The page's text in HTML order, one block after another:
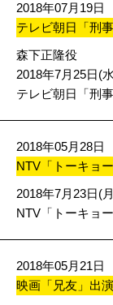
2018年07月19日
テレビ朝日「刑
森下正隆役
2018年7月25日(
テレビ朝日「刑
2018年05月28日
NTV「トーキョ
2018年7月23日(
NTV「トーキョ
2018年05月21日
映画「兄友」出演